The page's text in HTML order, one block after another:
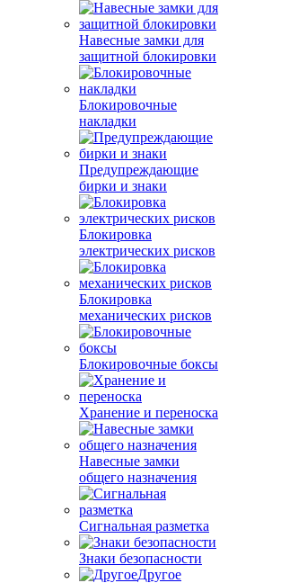
Навесные замки для
защитной блокировки
Блокировочные
накладки
Предупреждающие
бирки и знаки
Блокировка
электрических рисков
Блокировка
механических рисков
Блокировочные боксы
Хранение и переноска
Навесные замки
общего назначения
Сигнальная разметка
Знаки безопасности
Другое